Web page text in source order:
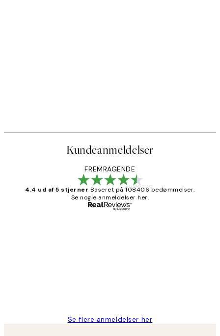
Kundeanmeldelser
FREMRAGENDE
4.4 ud af 5 stjerner Baseret på 108406 bedømmelser.
Se nogle anmeldelser her.
Se flere anmeldelser her